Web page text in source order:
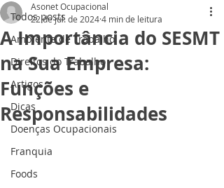
Todos posts
Ambiente de Trabalho
Direitos do Trabalho
Artigos
Dicas
Doenças Ocupacionais
Franquia
Foods
A Importância do SESMT
na Sua Empresa:
Funções e
Responsabilidades
Asonet Ocupacional
22 de jul. de 20244 min de leitura